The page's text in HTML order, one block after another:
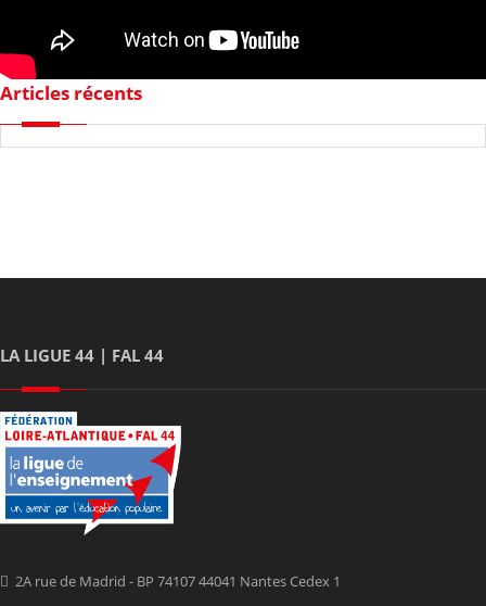
Articles récents
LA LIGUE 44 | FAL 44
2A rue de Madrid - BP 74107 44041 Nantes Cedex 1